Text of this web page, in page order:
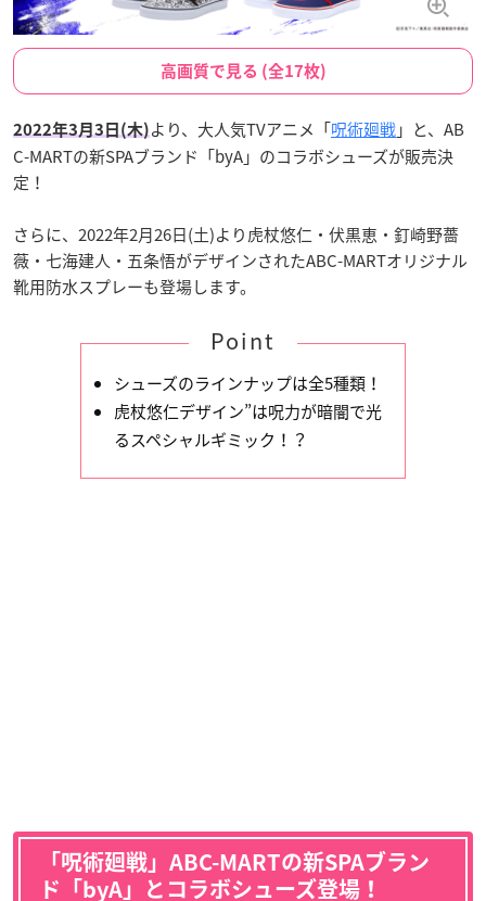
高画質で見る (全17枚)
2022年3月3日(木) より、大人気TVアニメ「呪術廻戦」と、AB
C-MARTの新SPAブランド「byA」のコラボシューズが販売決
定！
さらに、2022年2月26日(土)より虎杖悠仁・伏黒恵・釘崎野薔
薇・七海建人・五条悟がデザインされたABC-MARTオリジナル
靴用防水スプレーも登場します。
Point
シューズのラインナップは全5種類！
虎杖悠仁デザイン”は呪力が暗闇で光
るスペシャルギミック！？
「呪術廻戦」ABC-MARTの新SPAブラン
ド「byA」とコラボシューズ登場！